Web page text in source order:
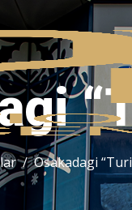
Osakadagi